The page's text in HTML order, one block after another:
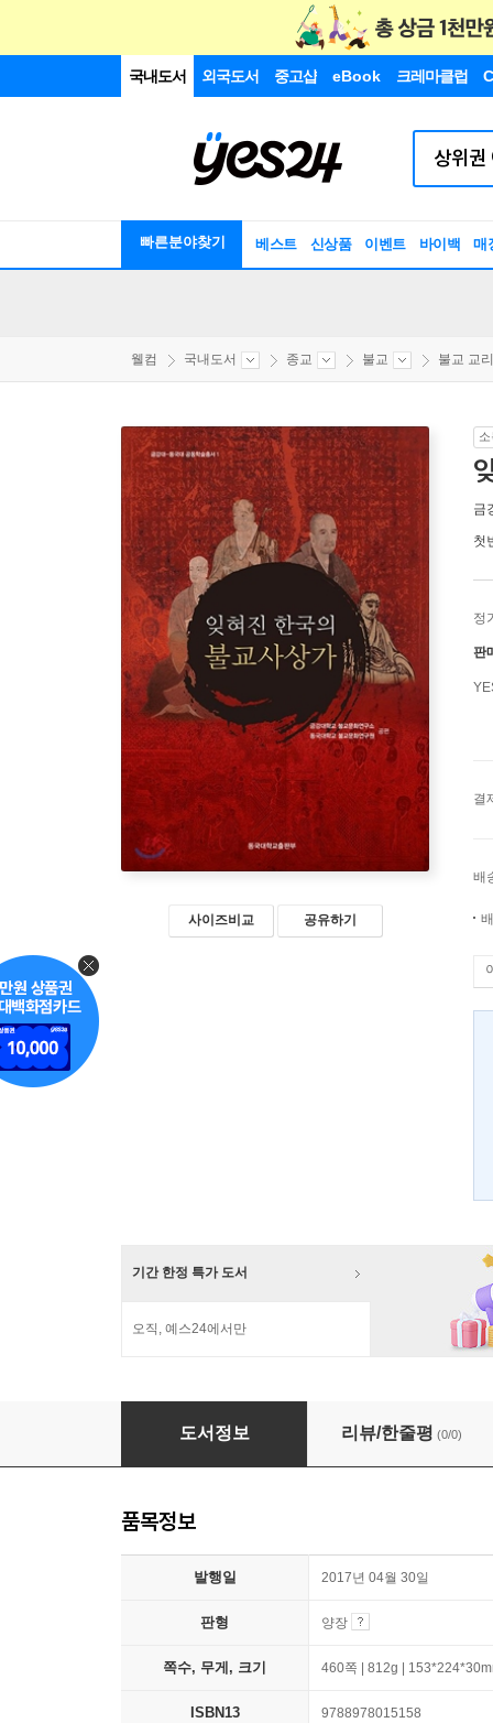
국내도서 외국도서 중고샵 eBook 크레마클럽
빠른분야찾기 베스트 신상품 이벤트 바이백 매
웰컴 국내도서 종교 불교 불교 교
사이즈비교 공유하기
금
첫
정
판
결
배
기간 한정 특가 도서
오직, 예스24에서만
잊혀진 한국의 불교사상가
도서정보 리뷰/한줄평 (0/0)
품목정보
발행일 2017년 04월 30일
판형 양장
쪽수, 무게, 크기 460쪽 | 812g |
ISBN13 9788978015158